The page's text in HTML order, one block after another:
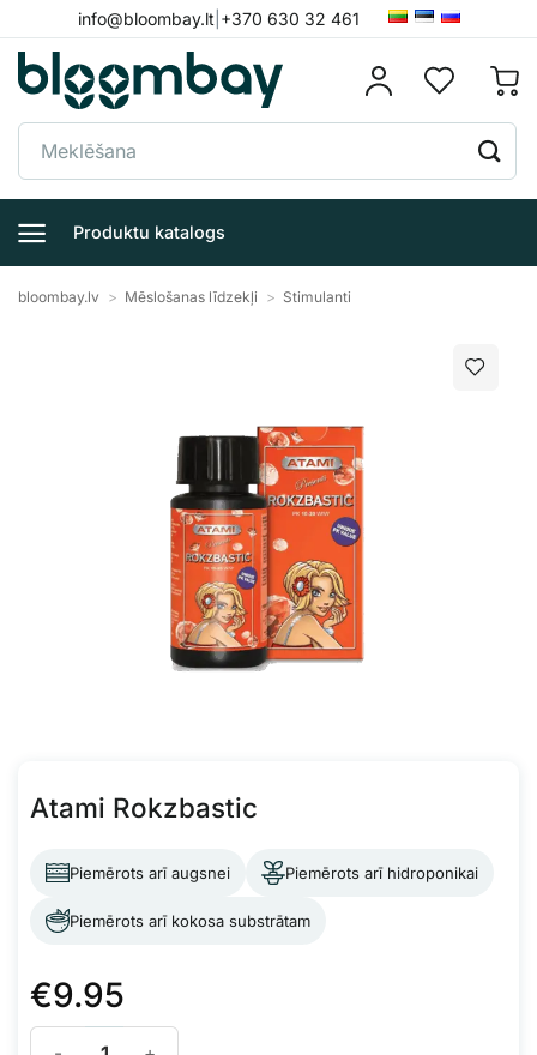
to
content
info@bloombay.lt +370 630 32 461
Meklēt:
Produktu katalogs
bloombay.lv > Mēslošanas līdzekļi > Stimulanti
Atami Rokzbastic
Piemērots arī augsnei Piemērots arī hidroponikai
Piemērots arī kokosa substrātam
€9.95
Atami Rokzbastic daudzums